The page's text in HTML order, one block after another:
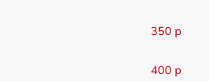
350 р
400 р